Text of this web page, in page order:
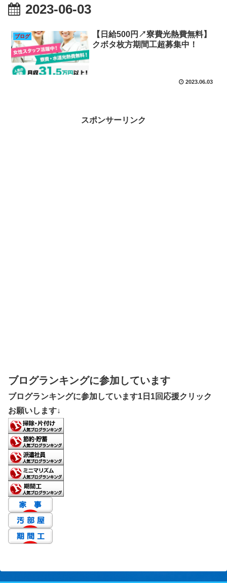
2023-06-03
ブログ
【日給500円↗寮費光熱費無料】
クボタ枚方期間工超募集中！
2023.06.03
スポンサーリンク
ブログランキングに参加しています
ブログランキングに参加しています1日1回応援クリック
お願いします↓